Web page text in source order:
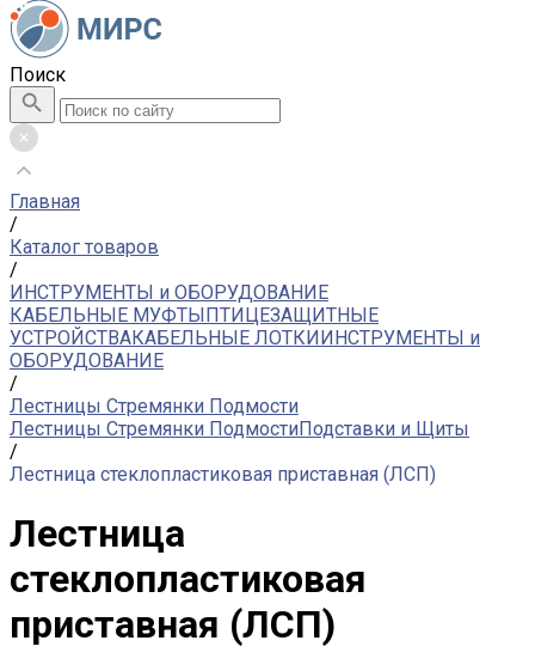
Поиск
Главная
/
Каталог товаров
/
ИНСТРУМЕНТЫ и ОБОРУДОВАНИЕ
КАБЕЛЬНЫЕ МУФТЫПТИЦЕЗАЩИТНЫЕ
УСТРОЙСТВАКАБЕЛЬНЫЕ ЛОТКИИНСТРУМЕНТЫ и
ОБОРУДОВАНИЕ
/
Лестницы Стремянки Подмости
Лестницы Стремянки ПодмостиПодставки и Щиты
/
Лестница стеклопластиковая приставная (ЛСП)
Лестница
стеклопластиковая
приставная (ЛСП)